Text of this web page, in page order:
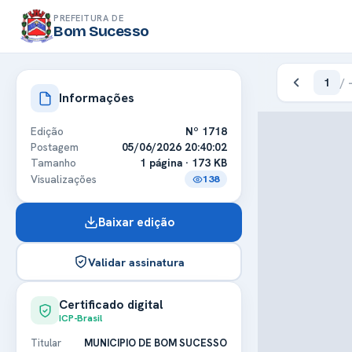
PREFEITURA DE
Bom Sucesso
Informações
Edição
Nº 1718
Postagem
05/06/2026 20:40:02
Tamanho
1 página · 173 KB
Visualizações
138
Baixar edição
Validar assinatura
Certificado digital
ICP-Brasil
Titular
MUNICIPIO DE BOM SUCESSO
1 / –